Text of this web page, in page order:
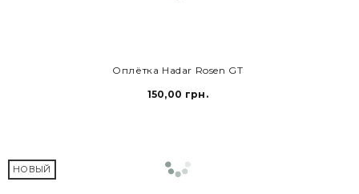
Оплётка Hadar Rosen GT
150,00 грн.
НОВЫЙ